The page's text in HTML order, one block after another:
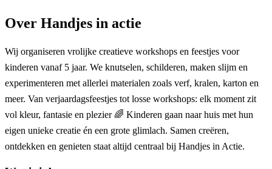
Over Handjes in actie
Wij organiseren vrolijke creatieve workshops en feestjes voor
kinderen vanaf 5 jaar. We knutselen, schilderen, maken slijm en
experimenteren met allerlei materialen zoals verf, kralen, karton en
meer. Van verjaardagsfeestjes tot losse workshops: elk moment zit
vol kleur, fantasie en plezier 🌈 Kinderen gaan naar huis met hun
eigen unieke creatie én een grote glimlach. Samen creëren,
ontdekken en genieten staat altijd centraal bij Handjes in Actie.